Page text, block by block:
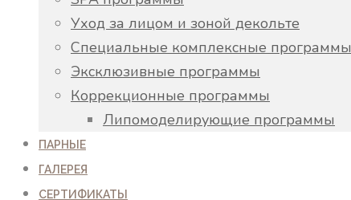
Уход за лицом и зоной декольте
Специальные комплексные программы
Эксклюзивные программы
Коррекционные программы
Липомоделирующие программы
ПАРНЫЕ
ГАЛЕРЕЯ
СЕРТИФИКАТЫ